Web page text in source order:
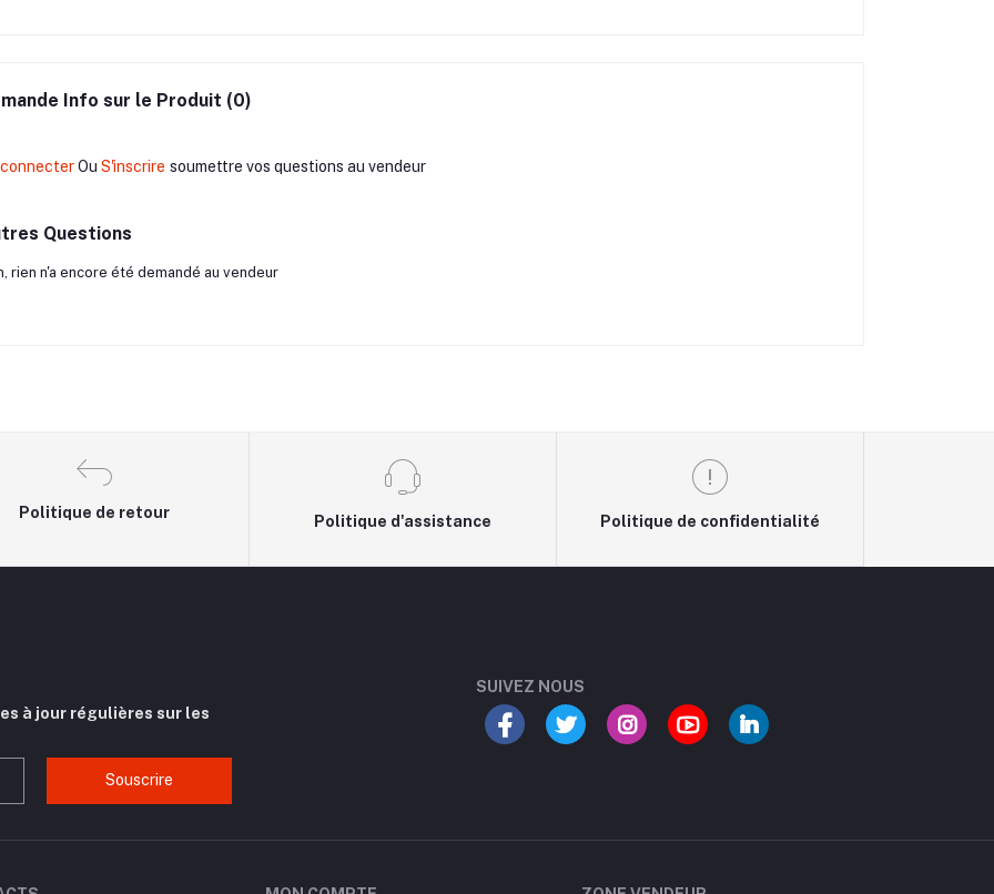
Info sur le Produit (0)
Ou S'inscrire soumettre vos questions au vendeur
Questions
rien n'a encore été demandé au vendeur
Politique de retour
Politique d'assistance Politique de confidentialité
à jour régulières sur les
Souscrire
SUIVEZ NOUS